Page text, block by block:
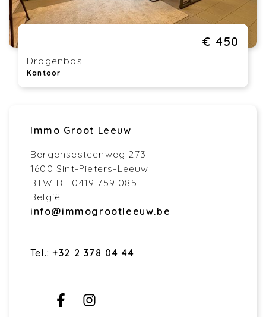
€ 450
Drogenbos
Kantoor
Immo Groot Leeuw
Bergensesteenweg 273
1600 Sint-Pieters-Leeuw
BTW BE 0419 759 085
België
info@immogrootleeuw.be
Tel.: +32 2 378 04 44